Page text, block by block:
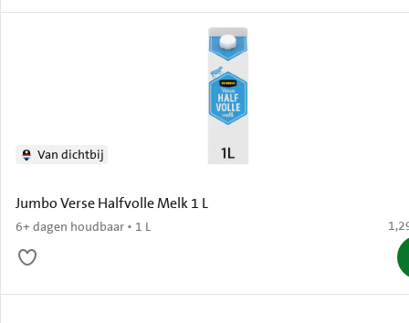
Jumbo Verse Halfvolle Melk 1 L
6+ dagen houdbaar • 1 L
Van dichtbij
€